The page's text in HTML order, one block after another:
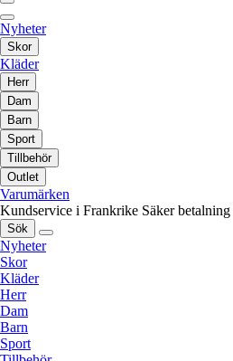
Nyheter
Skor
Kläder
Herr
Dam
Barn
Sport
Tillbehör
Outlet
Varumärken
Kundservice i Frankrike Säker betalning
Sök
Nyheter
Skor
Kläder
Herr
Dam
Barn
Sport